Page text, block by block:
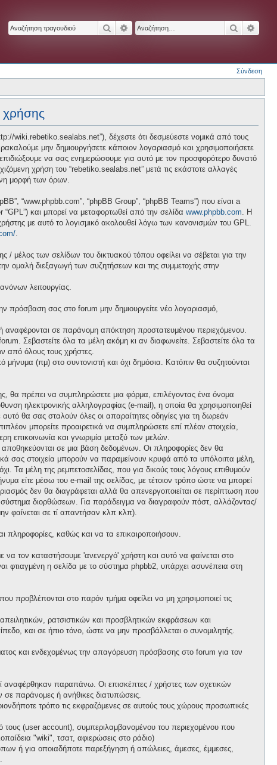
ΑναζήτησηΕιδική αναζήτηση
Σύνδεση
wiki.rebetiko.sealabs.net”), δέχεστε ότι δεσμεύεστε νομικά από τους
μην δημιουργήσετε κάποιον λογαριασμό και χρησιμοποιήσετε
να σας ενημερώσουμε για αυτό με τον προσφορότερο δυνατό
χρήση του “rebetiko.sealabs.net” μετά τις εκάστοτε αλλαγές
μορφή των όρων.
“www.phpbb.com”, “phpBB Group”, “phpBB Teams”) που είναι a
“GPL”) και μπορεί να μεταφορτωθεί από την σελίδα www.phpbb.com. Η
με αυτό το λογισμικό ακολουθεί λόγω των κανονισμών του GPL.
.
μέλος των σελίδων του δικτυακού τόπου οφείλει να σέβεται για την
ομαλή διεξαγωγή των συζητήσεων και της συμμετοχής στην
λειτουργίας.
πρόσβαση σας στο forum μην δημιουργείτε νέο λογαριασμό,
αναφέρονται σε παράνομη απόκτηση προστατευμένου περιεχόμενου.
Σεβαστείτε όλα τα μέλη ακόμη κι αν διαφωνείτε. Σεβαστείτε όλα τα
από όλους τους χρήστες.
(πμ) στο συντονιστή και όχι δημόσια. Κατόπιν θα συζητούνται
θα πρέπει να συμπληρώσετε μια φόρμα, επιλέγοντας ένα όνομα
ηλεκτρονικής αλληλογραφίας (e-mail), η οποία θα χρησιμοποιηθεί
θα σας σταλούν όλες οι απαραίτητες οδηγίες για τη δωρεάν
μπορείτε προαιρετικά να συμπληρώσετε επί πλέον στοιχεία,
επικοινωνία και γνωριμία μεταξύ των μελών.
σε μια βάση δεδομένων. Οι πληροφορίες δεν θα
σας στοιχεία μπορούν να παραμείνουν κρυφά από τα υπόλοιπα μέλη,
Τα μέλη της ρεμπετοσελίδας, που για δικούς τους λόγους επιθυμούν
είτε μέσω του e-mail της σελίδας, με τέτοιον τρόπο ώστε να μπορεί
δεν θα διαγράφεται αλλά θα απενεργοποιείται σε περίπτωση που
διορθώσεων. Για παράδειγμα να διαγραφούν πόστ, αλλάζοντας/
φαίνεται σε τί απαντήσαν κλπ κλπ).
πληροφορίες, καθώς και να τα επικαιροποιήσουν.
τον καταστήσουμε 'ανενεργό' χρήστη και αυτό να φαίνεται στο
φτιαγμένη η σελίδα με το σύστημα phpbb2, υπάρχει ασυνέπεια στη
στο παρόν τμήμα οφείλει να μη χρησιμοποιεί τις
ρατσιστικών και προσβλητικών εκφράσεων και
και σε ήπιο τόνο, ώστε να μην προσβάλλεται ο συνομιλητής.
και ενδεχομένως την απαγόρευση πρόσβασης στο forum για τον
αναφέρθηκαν παραπάνω. Οι επισκέπτες / χρήστες των σχετικών
παράνομες ή ανήθικες διατυπώσεις.
τρόπο τις εκφραζόμενες σε αυτούς τους χώρους προσωπικές
τους (user account), συμπεριλαμβανομένου του περιεχομένου που
"wiki", τσατ, αφιερώσεις στο ράδιο)
ή για οποιαδήποτε παρεξήγηση ή απώλειες, άμεσες, έμμεσες,